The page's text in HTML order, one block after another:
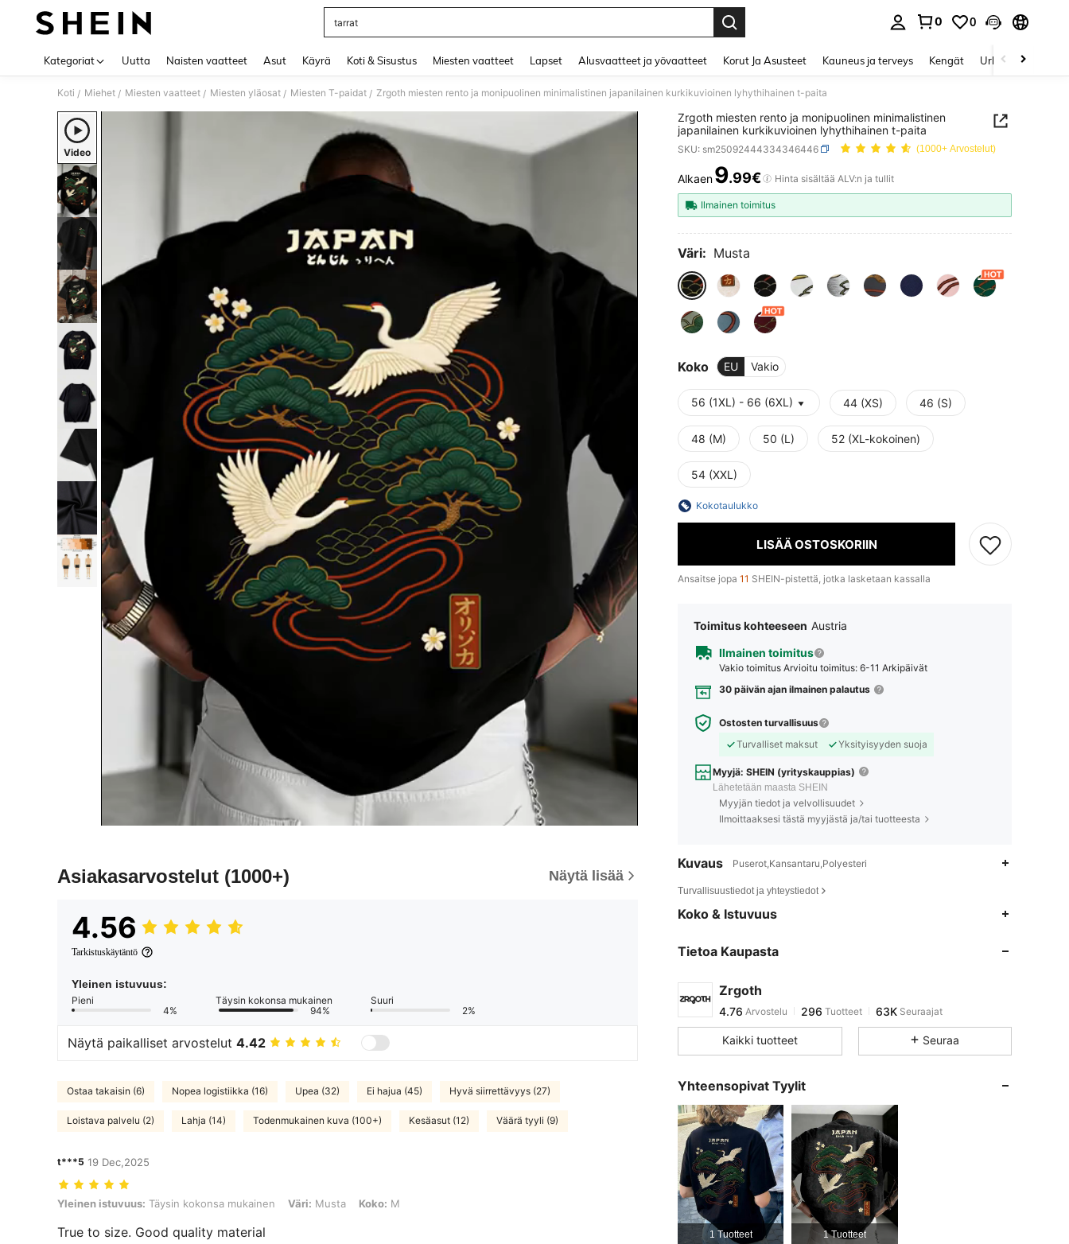
tarrat
0 0
Kategoriat Uutta Naisten vaatteet Asut Käyrä Koti & Sisustus Miesten vaatteet Lapset Alusvaatteet ja yövaatteet Korut Ja Asusteet Kauneus ja terveys Kengät Urheilu & Ulkoilu
Koti / Miehet / Miesten vaatteet / Miesten yläosat / Miesten T-paidat / Zrgoth miesten rento ja monipuolinen minimalistinen japanilainen kurkikuvioinen lyhythihainen t-paita
Video
Asiakasarvostelut (1000+) Näytä lisää
4.56
Tarkistuskäytäntö
Yleinen istuvuus:
Pieni
4%
Täysin kokonsa mukainen
94%
Suuri
2%
Näytä paikalliset arvostelut 4.42
Ostaa takaisin (6) Nopea logistiikka (16) Upea (32) Ei hajua (45) Hyvä siirrettävyys (27)
Loistava palvelu (2) Lahja (14) Todenmukainen kuva (100+) Kesäasut (12) Väärä tyyli (9)
t***5 19 Dec,2025
Yleinen istuvuus: Täysin kokonsa mukainen, Väri: Musta, Koko: M
Yleinen istuvuus: Täysin kokonsa mukainen Väri: Musta Koko: M
True to size. Good quality material
Zrgoth miesten rento ja monipuolinen minimalistinen
japanilainen kurkikuvioinen lyhythihainen t-paita
SKU: sm25092444334346446 (1000+ Arvostelut)
PRICE AND AVAILABILITY
Alkaen9.99€ Hinta sisältää ALV:n ja tullit
Ilmainen toimitus
Väri: Musta
Koko EU Vakio
56 (1XL) - 66 (6XL) 44 (XS) 46 (S)
48 (M) 50 (L) 52 (XL-kokoinen)
54 (XXL)
Kokotaulukko
LISÄÄ OSTOSKORIIN
Ansaitse jopa 11 SHEIN-pistettä, jotka lasketaan kassalla
Toimitus kohteeseen Austria
Ilmainen toimitus
Vakio toimitus Arvioitu toimitus: 6-11 Arkipäivät
30 päivän ajan ilmainen palautus
Ostosten turvallisuus
Turvalliset maksut
Yksityisyyden suoja
Myyjä: SHEIN (yrityskauppias)
Lähetetään maasta SHEIN
Myyjän tiedot ja velvollisuudet
Ilmoittaaksesi tästä myyjästä ja/tai tuotteesta
Kuvaus Puserot,Kansantaru,Polyesteri
Turvallisuustiedot ja yhteystiedot
Koko & Istuvuus
Tietoa Kaupasta
Zrgoth
4.76
4.76
d***mmaksoi1 päivä sitten
4.76 296 63K
4.76 296 63K
Kaikki tuotteet Seuraa
Yhteensopivat Tyylit
1 Tuotteet 1 Tuotteet